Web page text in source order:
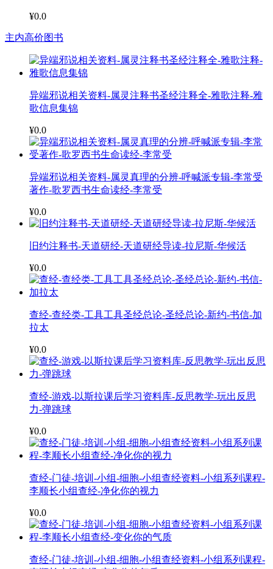
¥0.0
主内高价图书
异端邪说相关资料-属灵注释书圣经注释全-雅歌注释-雅
歌信息集锦
¥0.0
异端邪说相关资料-属灵真理的分辨-呼喊派专辑-李常受
著作-歌罗西书生命读经-李常受
¥0.0
旧约注释书-天道研经-天道研经导读-拉尼斯-华候活
¥0.0
查经-查经类-工具工具圣经总论-圣经总论-新约-书信-加
拉太
¥0.0
查经-游戏-以斯拉课后学习资料库-反思教学-玩出反思
力-弹跳球
¥0.0
查经-门徒-培训-小组-细胞-小组查经资料-小组系列课程-
李顺长小组查经-净化你的视力
¥0.0
查经-门徒-培训-小组-细胞-小组查经资料-小组系列课程-